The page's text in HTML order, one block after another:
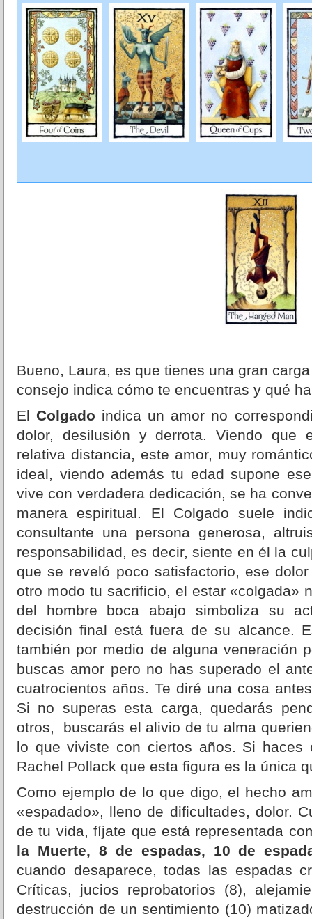
Bueno, Laura, es que tienes una gran
consejo indica cómo te encuentras y qué
El Colgado indica un amor no
dolor, desilusión y derrota. Viendo que
relativa distancia, este amor, muy
ideal, viendo además tu edad supone
vive con verdadera dedicación, se ha
manera espiritual. El Colgado suele
consultante una persona generosa,
responsabilidad, es decir, siente en él la
que se reveló poco satisfactorio, ese
otro modo tu sacrificio, el estar «colgada»
del hombre boca abajo simboliza su
decisión final está fuera de su alcance.
también por medio de alguna veneración
buscas amor pero no has superado el
cuatrocientos años. Te diré una cosa
Si no superas esta carga, quedarás
otros, buscarás el alivio de tu alma
lo que viviste con ciertos años. Si haces
Rachel Pollack que esta figura es la única
Como ejemplo de lo que digo, el hecho
«espadado», lleno de dificultades, dolor.
de tu vida, fíjate que está representada
la Muerte, 8 de espadas, 10 de
cuando desaparece, todas las espadas
Críticas, jucios reprobatorios (8),
destrucción de un sentimiento (10)